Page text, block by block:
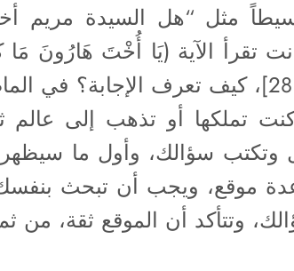
مثل “هل السيدة مريم
تقرأ الآية (يَا أُخْتَ هَارُونَ
كَانَتْ أُمُّكِ بَغِيًّا) [مريم: آية 28]، كيف تعرف
تملكها أو تذهب إلى
سؤالك، وأول ما سيظهر
موقع، ويجب أن تبحث بنفسك
وتتأكد أن الموقع ثقة، من